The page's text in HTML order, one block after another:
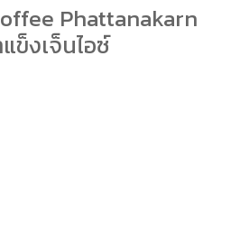
Phattanakarn
ข็งเจ็นไอซ์